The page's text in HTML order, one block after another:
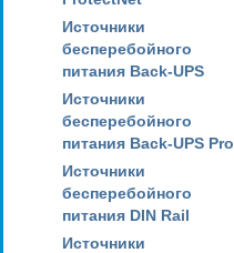
Источники
бесперебойного
питания Back-UPS
Источники
бесперебойного
питания Back-UPS Pro
Источники
бесперебойного
питания DIN Rail
Источники